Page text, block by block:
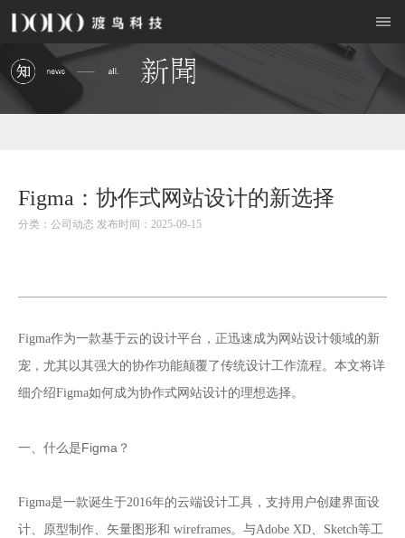
Figma：协作式网站设计的新选择
分类：公司动态 发布时间：2025-09-15
Figma作为一款基于云的设计平台，正迅速成为 网站设计领域的新
宠，尤其以其强大的协作功能颠覆了传统设计工作流程。本文将详
细介绍Figma如何成为协作式网站设计的理想选择。
一、 什么是Figma ？
Figma是一款诞生于2016年的云端设计工具，支持用户创建界面设
计、原型制作、矢量图形和 wireframes。与Adobe XD、Sketch等工